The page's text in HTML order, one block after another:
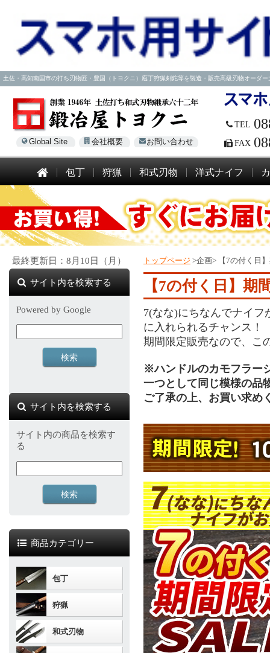
土佐・高知南国市の打ち刃物匠・豊国（トヨクニ）庖丁狩猟剣鉈等を製造・販売高級刃物オーダ
Global Site 会社概要 お問い合わせ
TEL
FAX
包丁 狩猟 和式刃物 洋式ナイフ
トップページ >企画> 【7の付く日
【7の付く日】期
7(なな)にちなんでナイ
に入れられるチャンス！
期間限定販売なので、こ
※ハンドルのカモフラー
一つとして同じ模様の品
ご了承の上、お買い求め
最終更新日：8月10日（月）
サイト内を検索する
Powered by Google
サイト内を検索する
サイト内の商品を検索す
る
商品カテゴリー
包丁
狩猟
和式刃物